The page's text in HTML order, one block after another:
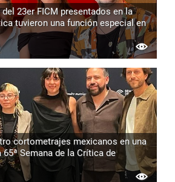
23er FICM presentados en la
tuvieron una función especial en
cortometrajes mexicanos en una
Semana de la Crítica de